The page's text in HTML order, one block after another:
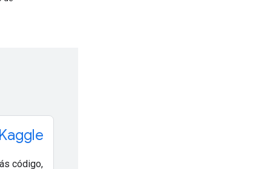
código,